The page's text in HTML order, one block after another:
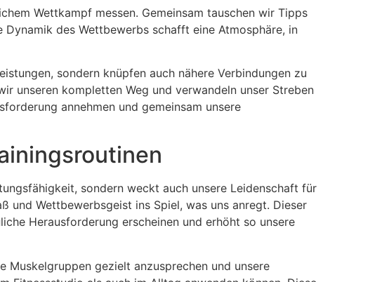
Wettkampf messen. Gemeinsam tauschen wir Tipps
des Wettbewerbs schafft eine Atmosphäre, in
sondern knüpfen auch nähere Verbindungen zu
unseren kompletten Weg und verwandeln unser Streben
annehmen und gemeinsam unsere
sondern weckt auch unsere Leidenschaft für
und Wettbewerbsgeist ins Spiel, was uns anregt. Dieser
Herausforderung erscheinen und erhöht so unsere
Muskelgruppen gezielt anzusprechen und unsere